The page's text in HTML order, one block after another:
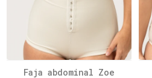
Faja abdominal Zoe